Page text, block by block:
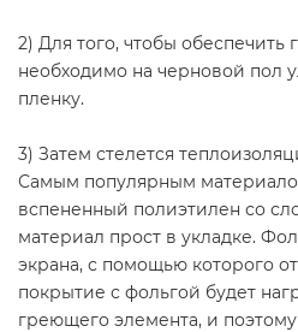
2) Для того, чтобы обеспечить
необходимо на черновой пол
пленку.
3) Затем стелется
Самым популярным
вспененный полиэтилен со
материал прост в укладке.
экрана, с помощью которого
покрытие с фольгой будет
греющего элемента, и